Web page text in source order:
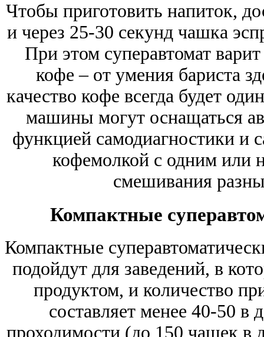
Чтобы приготовить напиток,
и через 25-30 секунд чашка
При этом суперавтомат
кофе – от умения бариста
качество кофе всегда будет
машины могут оснащаться
функцией самодиагностики и
кофемолкой с одним или
смешивания
Компактные
Компактные
подойдут для заведений, в
продуктом, и количество
составляет менее 40-50 в
проходимости (до 150 чашек в